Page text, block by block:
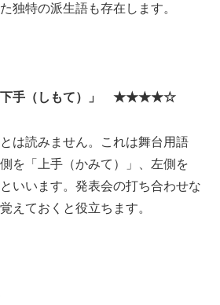
独特の派生語も存在します。
／下手（しもて）」 ★★★★☆
は読みません。これは舞台用語
を「上手（かみて）」、左側を
いいます。発表会の打ち合わせな
えておくと役立ちます。